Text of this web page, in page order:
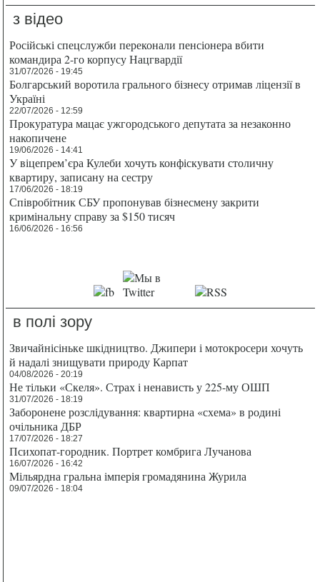
з відео
Російські спецслужби переконали пенсіонера вбити
командира 2-го корпусу Нацгвардії
31/07/2026 - 19:45
Болгарський воротила грального бізнесу отримав ліцензії в
Україні
22/07/2026 - 12:59
Прокуратура мацає ужгородського депутата за незаконно
накопичене
19/06/2026 - 14:41
У віцепрем’єра Кулеби хочуть конфіскувати столичну
квартиру, записану на сестру
17/06/2026 - 18:19
Співробітник СБУ пропонував бізнесмену закрити
кримінальну справу за $150 тисяч
16/06/2026 - 16:56
в полі зору
Звичайнісіньке шкідництво. Джипери і мотокросери хочуть
й надалі знищувати природу Карпат
04/08/2026 - 20:19
Не тільки «Скеля». Страх і ненависть у 225-му ОШП
31/07/2026 - 18:19
Заборонене розслідування: квартирна «схема» в родині
очільника ДБР
17/07/2026 - 18:27
Психопат-городник. Портрет комбрига Лучанова
16/07/2026 - 16:42
Мільярдна гральна імперія громадянина Журила
09/07/2026 - 18:04